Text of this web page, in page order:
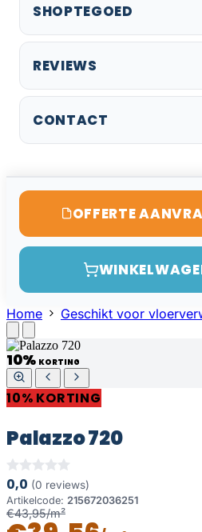
SHOPTEGOED
REVIEWS
CONTACT
OFFERTE
Home Geschikt voor
10% KORTING
10% KORTING
Palazzo 720
0,0 (0 reviews)
Artikelcode: 215672036251
€43,95/m²